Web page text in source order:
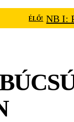
ÉLŐ! NB I: